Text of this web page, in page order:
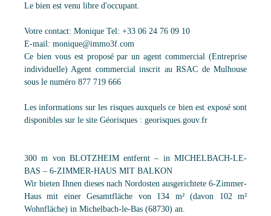
Le bien est venu libre d'occupant.
Votre contact: Monique Tel: +33 06 24 76 09 10
E-mail: monique@immo3f.com
Ce bien vous est proposé par un agent commercial (Entreprise
individuelle) Agent commercial inscrit au RSAC de Mulhouse
sous le numéro 877 719 666
Les informations sur les risques auxquels ce bien est exposé sont
disponibles sur le site Géorisques : georisques.gouv.fr
300 m von BLOTZHEIM entfernt – in MICHELBACH-LE-
BAS – 6-ZIMMER-HAUS MIT BALKON
Wir bieten Ihnen dieses nach Nordosten ausgerichtete 6-Zimmer-
Haus mit einer Gesamtfläche von 134 m² (davon 102 m²
Wohnfläche) in Michelbach-le-Bas (68730) an.